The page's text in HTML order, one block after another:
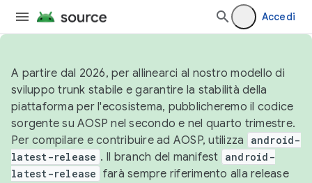
Accedi
A partire dal 2026, per allinearci al nostro modello di
sviluppo trunk stabile e garantire la stabilità della
piattaforma per l'ecosistema, pubblicheremo il codice
sorgente su AOSP nel secondo e nel quarto trimestre.
Per compilare e contribuire ad AOSP, utilizza
android-
latest-release . Il branch del manifest android-
latest-release farà sempre riferimento alla release